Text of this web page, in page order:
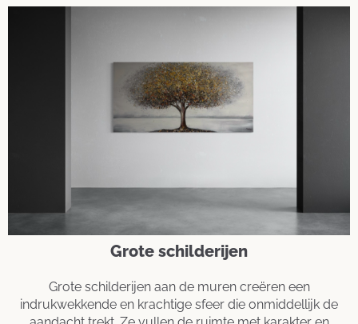
Grote schilderijen
Grote schilderijen aan de muren creëren een
indrukwekkende en krachtige sfeer die onmiddellijk de